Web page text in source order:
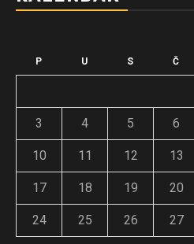
P U S Č
3 4 5 6
10 11 12 13
17 18 19 20
24 25 26 27